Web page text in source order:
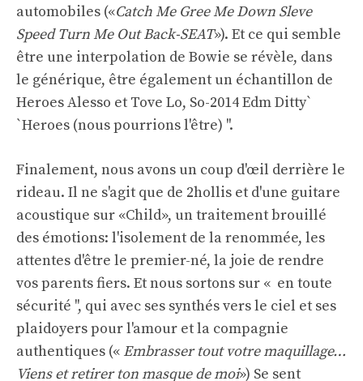
automobiles («Catch Me Gree Me Down Sleve
Speed ​​Turn Me Out Back-SEAT»). Et ce qui semble
être une interpolation de Bowie se révèle, dans
le générique, être également un échantillon de
Heroes Alesso et Tove Lo, So-2014 Edm Ditty`
`Heroes (nous pourrions l'être) ''.
Finalement, nous avons un coup d'œil derrière le
rideau. Il ne s'agit que de 2hollis et d'une guitare
acoustique sur «Child», un traitement brouillé
des émotions: l'isolement de la renommée, les
attentes d'être le premier-né, la joie de rendre
vos parents fiers. Et nous sortons sur « en toute
sécurité '', qui avec ses synthés vers le ciel et ses
plaidoyers pour l'amour et la compagnie
authentiques (« Embrasser tout votre maquillage…
Viens et retirer ton masque de moi») Se sent